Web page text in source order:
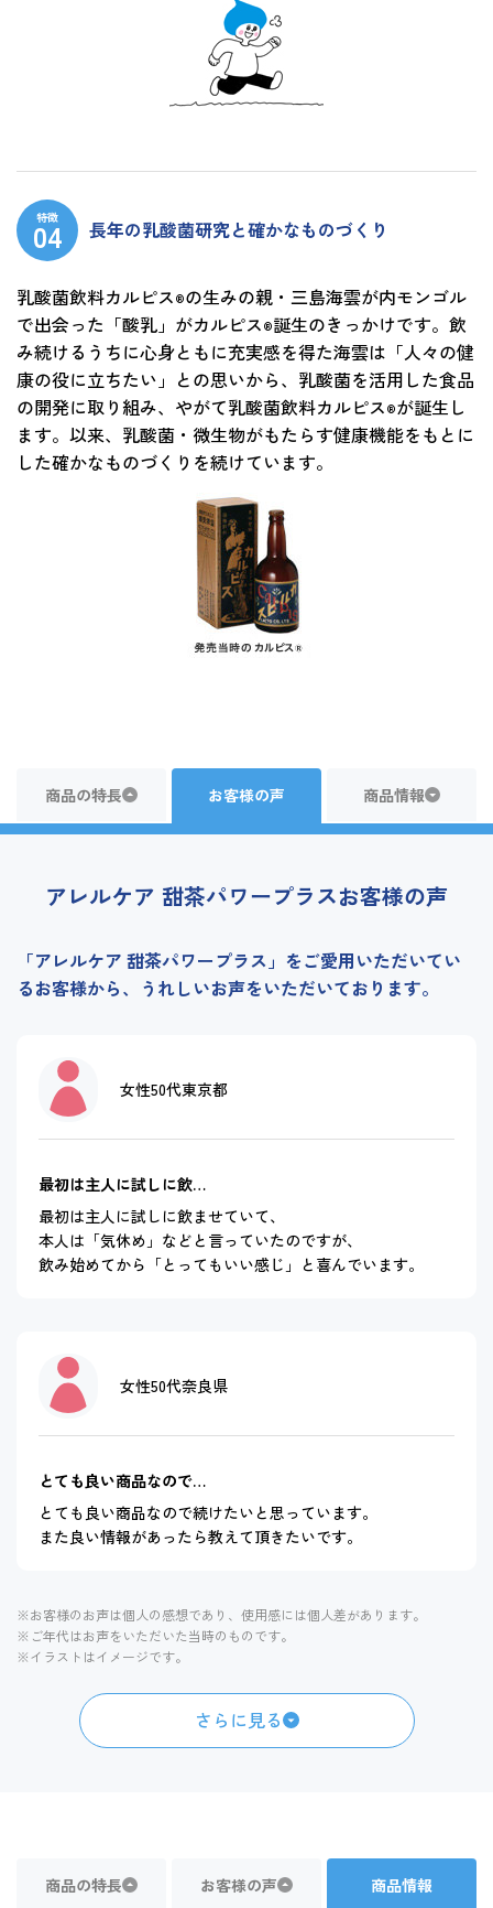
特徴 長年の乳酸菌研究と確かなものづくり
乳酸菌飲料カルピス®の生みの親・三島海雲が内モンゴル
で出会った「酸乳」がカルピス®誕生のきっかけです。飲
み続けるうちに心身ともに充実感を得た海雲は「人々の健
康の役に立ちたい」との思いから、乳酸菌を活用した食品
の開発に取り組み、やがて乳酸菌飲料カルピス®が誕生し
ます。以来、乳酸菌・微生物がもたらす健康機能をもとに
した確かなものづくりを続けています。
商品の特長 お客様の声 商品情報
アレルケア 甜茶パワープラスお客様の声
「アレルケア 甜茶パワープラス」をご愛用いただいてい
るお客様から、うれしいお声をいただいております。
女性50代東京都
最初は主人に試しに飲…
最初は主人に試しに飲ませていて、
本人は「気休め」などと言っていたのですが、
飲み始めてから「とってもいい感じ」と喜んでいます。
女性50代奈良県
とても良い商品なので…
とても良い商品なので続けたいと思っています。
また良い情報があったら教えて頂きたいです。
※お客様のお声は個人の感想であり、使用感には個人差があります。
※ご年代はお声をいただいた当時のものです。
※イラストはイメージです。
さらに見る
商品の特長 お客様の声 商品情報